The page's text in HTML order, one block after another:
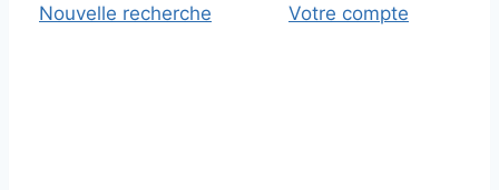
Nouvelle recherche Votre compte